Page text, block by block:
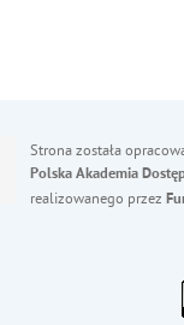
Strona została
Polska Akademia
realizowanego przez